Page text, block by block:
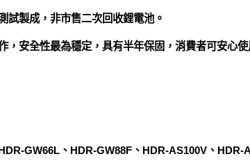
試製成，非市售二次回收鋰電池。
，安全性最為穩定，具有半年保固，消費者可安心
GW66L、HDR-GW88F、HDR-AS100V、HDR-